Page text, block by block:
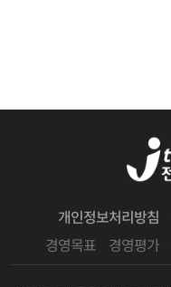
개인정보처리방침
경영목표
경영평가